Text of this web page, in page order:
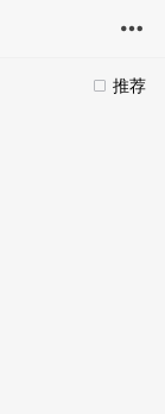
推荐